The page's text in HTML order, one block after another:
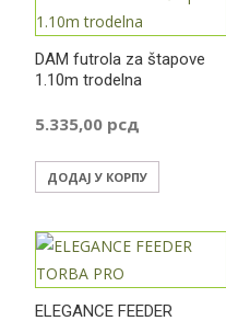
DAM futrola za štapove
1.10m trodelna
5.335,00 рсд
ДОДАЈ У КОРПУ
ELEGANCE FEEDER